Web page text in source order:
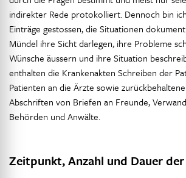
indirekter Rede protokolliert. Dennoch bin
Einträge gestossen, die Situationen
Mündel ihre Sicht darlegen, ihre Probleme
Wünsche äussern und ihre Situation
enthalten die Krankenakten Schreiben der
Patienten an die Ärzte sowie
Abschriften von Briefen an Freunde,
Behörden und Anwälte.
Zeitpunkt, Anzahl und Dauer